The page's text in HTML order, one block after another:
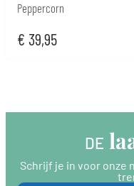
Peppercorn
€ 39,95
DE
Schrijf je in voor onze